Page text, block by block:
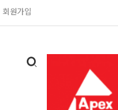
회원가입